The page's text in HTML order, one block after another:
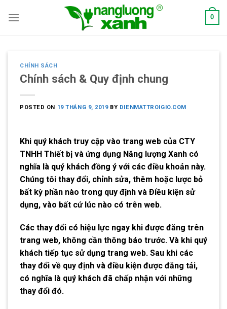
0
CHÍNH SÁCH
Chính sách & Quy định chung
POSTED ON 19 THÁNG 9, 2019BY DIENMATTROIGIO.COM
Khi quý khách truy cập vào trang web của CTY
TNHH Thiết bị và ứng dụng Năng lượng Xanh có
nghĩa là quý khách đồng ý với các điều khoản này.
Chúng tôi thay đổi, chỉnh sửa, thêm hoặc lược bỏ
bất kỳ phần nào trong quy định và Điều kiện sử
dụng, vào bất cứ lúc nào có trên web.
Các thay đổi có hiệu lực ngay khi được đăng trên
trang web, không cần thông báo trước. Và khi quý
khách tiếp tục sử dụng trang web. Sau khi các
thay đổi về quy định và điều kiện được đăng tải,
có nghĩa là quý khách đã chấp nhận với những
thay đổi đó.